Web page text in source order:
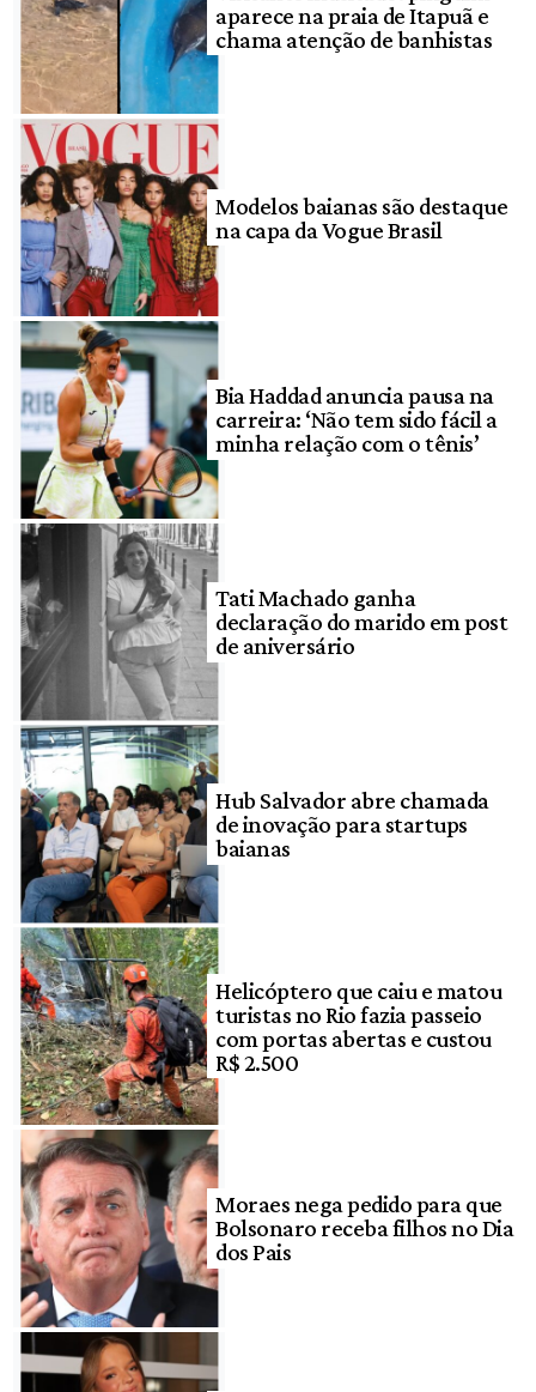
aparece na praia de Itapuã e
chama atenção de banhistas
Modelos baianas são destaque
na capa da Vogue Brasil
Bia Haddad anuncia pausa na
carreira: ‘Não tem sido fácil a
minha relação com o tênis’
Tati Machado ganha
declaração do marido em post
de aniversário
Hub Salvador abre chamada
de inovação para startups
baianas
Helicóptero que caiu e matou
turistas no Rio fazia passeio
com portas abertas e custou
R$ 2.500
Moraes nega pedido para que
Bolsonaro receba filhos no Dia
dos Pais